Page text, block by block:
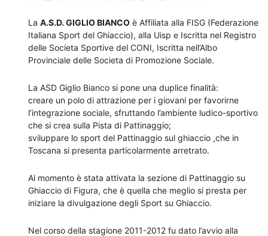
La A.S.D. GIGLIO BIANCO è Affiliata alla FISG (Federazione
Italiana Sport del Ghiaccio), alla Uisp e Iscritta nel Registro
delle Societa Sportive del CONI, Iscritta nell’Albo
Provinciale delle Societa di Promozione Sociale.
La ASD Giglio Bianco si pone una duplice finalità:
creare un polo di attrazione per i giovani per favorirne
l’integrazione sociale, sfruttando l’ambiente ludico-sportivo
che si crea sulla Pista di Pattinaggio;
sviluppare lo sport del Pattinaggio sul ghiaccio ,che in
Toscana si presenta particolarmente arretrato.
Al momento è stata attivata la sezione di Pattinaggio su
Ghiaccio di Figura, che è quella che meglio si presta per
iniziare la divulgazione degli Sport su Ghiaccio.
Nel corso della stagione 2011-2012 fu dato l’avvio alla